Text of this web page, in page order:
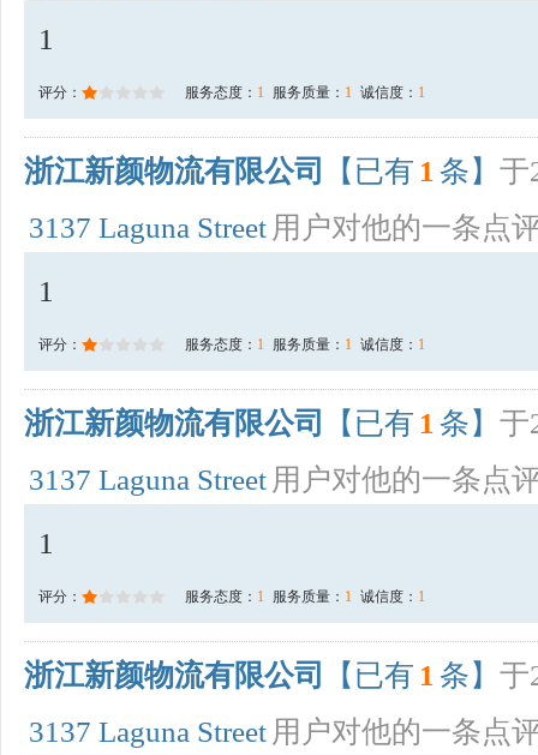
1
评分： 服务态度： 1 服务质量： 1 诚信度： 1
浙江新颜物流有限公司 【已有 1 条】 于
3137 Laguna Street 用户对他的一条点
1
评分： 服务态度： 1 服务质量： 1 诚信度： 1
浙江新颜物流有限公司 【已有 1 条】 于
3137 Laguna Street 用户对他的一条点
1
评分： 服务态度： 1 服务质量： 1 诚信度： 1
浙江新颜物流有限公司 【已有 1 条】 于
3137 Laguna Street 用户对他的一条点